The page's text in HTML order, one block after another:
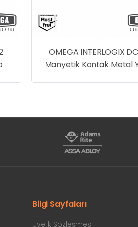
OMEGA INTERLOGIX
Manyetik Kontak Metal
Bilgi Sayfaları
Üyelik Sözleşmesi